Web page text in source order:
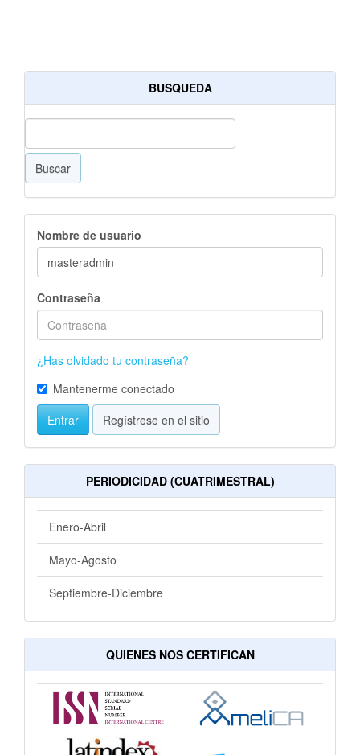
BUSQUEDA
Buscar
Nombre de usuario
Contraseña
¿Has olvidado tu contraseña?
Mantenerme conectado
Entrar
Regístrese en el sitio
PERIODICIDAD (CUATRIMESTRAL)
Enero-Abril
Mayo-Agosto
Septiembre-Diciembre
QUIENES NOS CERTIFICAN